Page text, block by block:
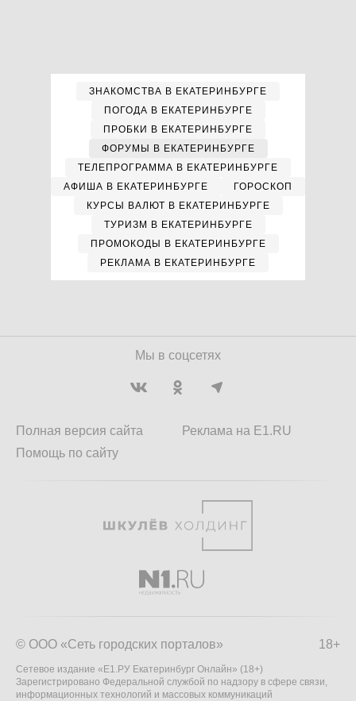
ЗНАКОМСТВА В ЕКАТЕРИНБУРГЕ
ПОГОДА В ЕКАТЕРИНБУРГЕ
ПРОБКИ В ЕКАТЕРИНБУРГЕ
ФОРУМЫ В ЕКАТЕРИНБУРГЕ
ТЕЛЕПРОГРАММА В ЕКАТЕРИНБУРГЕ
АФИША В ЕКАТЕРИНБУРГЕ
ГОРОСКОП
КУРСЫ ВАЛЮТ В ЕКАТЕРИНБУРГЕ
ТУРИЗМ В ЕКАТЕРИНБУРГЕ
ПРОМОКОДЫ В ЕКАТЕРИНБУРГЕ
РЕКЛАМА В ЕКАТЕРИНБУРГЕ
Мы в соцсетях
Полная версия сайта
Помощь по сайту
Реклама на E1.RU
18+
© ООО «Сеть городских порталов»
Сетевое издание «Е1.РУ Екатеринбург Онлайн» (18+)
Зарегистрировано Федеральной службой по надзору в сфере связи,
информационных технологий и массовых коммуникаций